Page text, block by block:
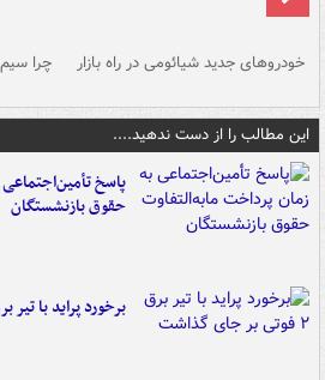
خودروهای جدید شیائومی در راه بازار چرا
این مطالب را از دست ندهید....
پاسخ
حقوق بازنشستگان
برخورد پراید با تیر برق ۲ فوتی بر جای